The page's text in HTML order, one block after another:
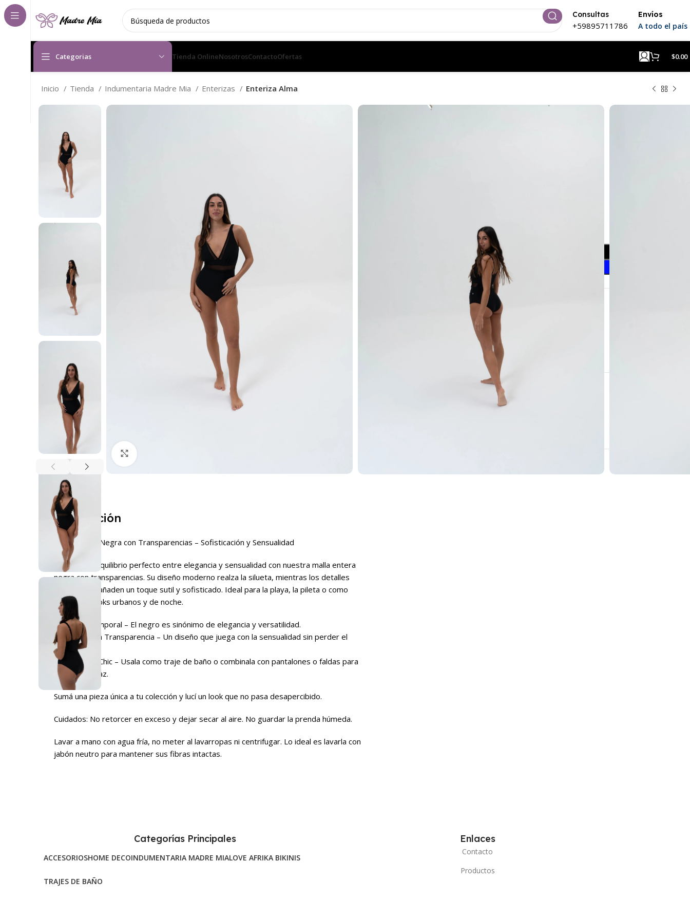
Consultas
+59895711786
Envíos
A todo el país
Categorias Tienda OnlineNosotrosContactoOfertas $0.00
Inicio Tienda Indumentaria Madre Mia Enterizas Enteriza Alma
Añadir Al Carrito
Comprar Ahora
Añadir a lista de deseos
La gente viendo este producto ahora!
Descripción
Malla Entera Negra con Transparencias – Sofisticación y Sensualidad
Descubrí el equilibrio perfecto entre elegancia y sensualidad con nuestra malla entera
negra con transparencias. Su diseño moderno realza la silueta, mientras los detalles
translúcidos añaden un toque sutil y sofisticado. Ideal para la playa, la pileta o como
body para looks urbanos y de noche.
🖤 Estilo Atemporal – El negro es sinónimo de elegancia y versatilidad.
✨ Detalles en Transparencia – Un diseño que juega con la sensualidad sin perder el
refinamiento.
🌊 Versátil y Chic – Usala como traje de baño o combinala con pantalones o faldas para
un outfit audaz.
Sumá una pieza única a tu colección y lucí un look que no pasa desapercibido.
Cuidados: No retorcer en exceso y dejar secar al aire. No guardar la prenda húmeda.
Lavar a mano con agua fría, no meter al lavarropas ni centrifugar. Lo ideal es lavarla con
jabón neutro para mantener sus fibras intactas.
Categorías Principales
ACCESORIOSHOME DECOINDUMENTARIA MADRE MIALOVE AFRIKA BIKINIS
TRAJES DE BAÑO
Enlaces
Contacto
Productos